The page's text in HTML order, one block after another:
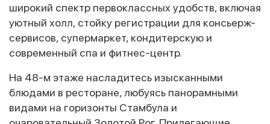
широкий спектр первоклассных удобств, включая
уютный холл, стойку регистрации для консьерж-
сервисов, супермаркет, кондитерскую и
современный спа и фитнес-центр.
На 48-м этаже насладитесь изысканными
блюдами в ресторане, любуясь панорамными
видами на горизонты Стамбула и